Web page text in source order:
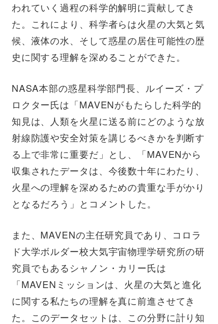
われていく過程の科学的解明に貢献してき
た。これにより、科学者らは火星の大気と気
候、液体の水、そして惑星の居住可能性の歴
史に関する理解を深めることができた。
NASA本部の惑星科学部門長、ルイーズ・プ
ロクター氏は「MAVENがもたらした科学的
知見は、人類を火星に送る前にどのような放
射線防護や安全対策を講じるべきかを判断す
る上で非常に重要だ」とし、「MAVENから
収集されたデータは、今後数十年にわたり、
火星への理解を深めるための貴重な手がかり
となるだろう」とコメントした。
また、MAVENの主任研究員であり、コロラ
ド大学ボルダー校大気宇宙物理学研究所の研
究員でもあるシャノン・カリー氏は
「MAVENミッションは、火星の大気と進化
に関する私たちの理解を真に前進させてき
た。このデータセットは、この分野に計り知